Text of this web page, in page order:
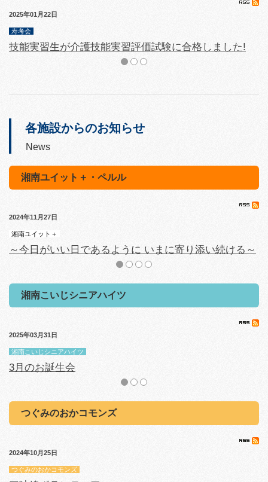
2025年01月22日
寿考会
技能実習生が介護技能実習評価試験に合格しました!
各施設からのお知らせ
News
湘南ユイット＋・ペルル
2024年11月27日
湘南ユイット＋
～今日がいい日であるように いまに寄り添い続ける～
湘南こいじシニアハイツ
2025年03月31日
湘南こいじシニアハイツ
3月のお誕生会
つぐみのおかコモンズ
2024年10月25日
つぐみのおかコモンズ